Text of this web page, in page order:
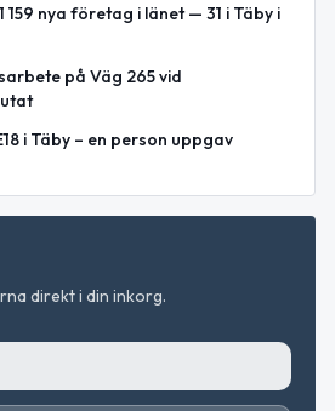
159 nya företag i länet — 31 i Täby i
på Väg 265 vid
i Täby – en person uppgav
direkt i din inkorg.